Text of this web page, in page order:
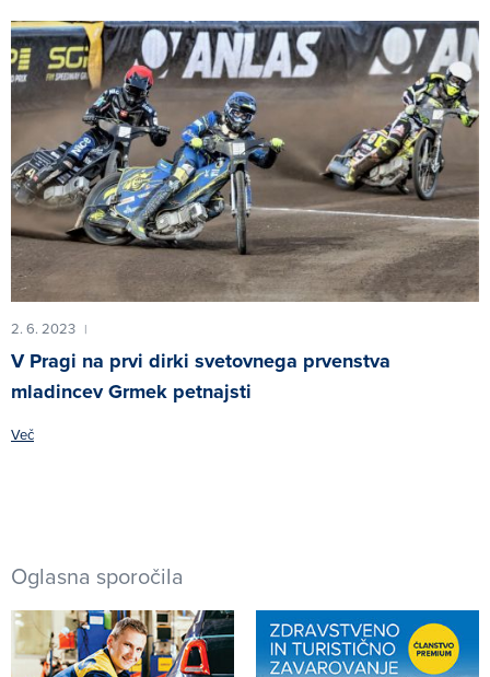
2. 6. 2023 |
V Pragi na prvi dirki svetovnega prvenstva
mladincev Grmek petnajsti
Več
Oglasna sporočila